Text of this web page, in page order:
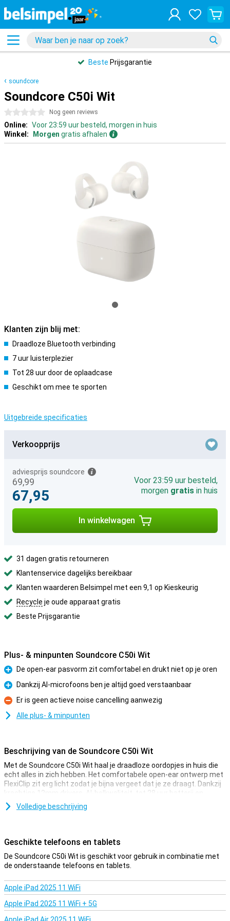
Beste Prijsgarantie
soundcore
Soundcore C50i Wit
0 sterren Nog geen reviews
Online: Voor 23:59 uur besteld, morgen in huis
Winkel:
Morgen gratis afhalen
Klanten zijn blij met:
Draadloze Bluetooth verbinding
7 uur luisterplezier
Tot 28 uur door de oplaadcase
Geschikt om mee te sporten
Uitgebreide specificaties
Verkoopprijs
69,99
adviesprijs soundcore
67,95
Voor 23:59 uur besteld,
morgen gratis in huis
In winkelwagen
31 dagen gratis retourneren
Klantenservice dagelijks bereikbaar
Klanten waarderen Belsimpel met een 9,1 op Kieskeurig
Recycle je oude apparaat gratis
Beste Prijsgarantie
Plus- & minpunten Soundcore C50i Wit
Pluspunt
De open-ear pasvorm zit comfortabel en drukt niet op je oren
Pluspunt
Dankzij AI-microfoons ben je altijd goed verstaanbaar
Minpunt
Er is geen actieve noise cancelling aanwezig
Alle plus- & minpunten
Beschrijving van de Soundcore C50i Wit
Met de Soundcore C50i Wit haal je draadloze oordopjes in huis die
echt alles in zich hebben. Het comfortabele open-ear ontwerp met
FlexiClip zit erg licht zodat je bijna vergeet dat je ze draagt. Dankzij
krachtige 12mm drivers, AI-belkwaliteit, tot 28 uur batterij en
Bluetooth 6.0 blijf je altijd verbonden. En met IP55-
waterbestendigheid zijn ze ook nog eens bestand tegen regen en
Comfortabel ontwerp
De Soundcore C50i is ontworpen voor langdurig draagcomfort. In
plaats van in-ear oordopjes, klem je deze earbuds zachtjes aan je
op je gehoorgang en laat omgevingsgeluid door, zodat je altijd alert
blijft. Ze blijven stevig zitten, ook als je actief beweegt.
Krachtig en gebalanceerd geluid
Volledige beschrijving
Geschikte telefoons en tablets
De Soundcore C50i Wit is geschikt voor gebruik in combinatie met
de onderstaande telefoons en tablets.
Apple iPad 2025 11 WiFi
Apple iPad 2025 11 WiFi + 5G